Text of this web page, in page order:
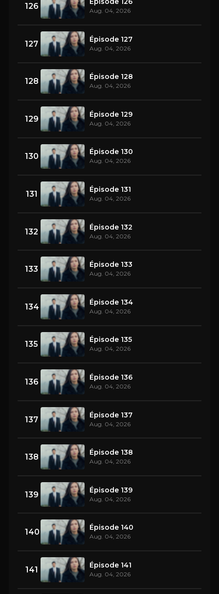
126 Aug. 04, 2026
127 Épisode 127
Aug. 04, 2026
128 Épisode 128
Aug. 04, 2026
129 Épisode 129
Aug. 04, 2026
130 Épisode 130
Aug. 04, 2026
131 Épisode 131
Aug. 04, 2026
132 Épisode 132
Aug. 04, 2026
133 Épisode 133
Aug. 04, 2026
134 Épisode 134
Aug. 04, 2026
135 Épisode 135
Aug. 04, 2026
136 Épisode 136
Aug. 04, 2026
137 Épisode 137
Aug. 04, 2026
138 Épisode 138
Aug. 04, 2026
139 Épisode 139
Aug. 04, 2026
140 Épisode 140
Aug. 04, 2026
141 Épisode 141
Aug. 04, 2026